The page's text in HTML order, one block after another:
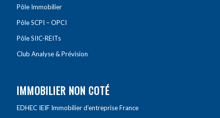
Pôle Immobilier
Pôle SCPI – OPCI
Pôle SIIC-REITs
Club Analyse & Prévision
IMMOBILIER NON COTÉ
EDHEC IEIF Immobilier d’entreprise France